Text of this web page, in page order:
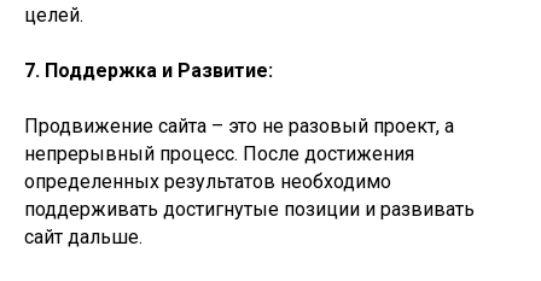
целей.
7. Поддержка и Развитие:
Продвижение сайта – это не разовый проект, а
непрерывный процесс. После достижения
определенных результатов необходимо
поддерживать достигнутые позиции и развивать
сайт дальше.